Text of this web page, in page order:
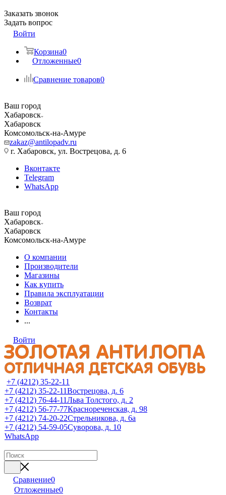
Заказать звонок
Задать вопрос
Войти
Корзина0
Отложенные0
Сравнение товаров0
Ваш город
Хабаровск
Хабаровск
Комсомольск-на-Амуре
zakaz@antilopadv.ru
г. Хабаровск, ул. Вострецова, д. 6
Вконтакте
Telegram
WhatsApp
Ваш город
Хабаровск
Хабаровск
Комсомольск-на-Амуре
О компании
Производители
Магазины
Как купить
Правила эксплуатации
Возврат
Контакты
...
Войти
+7 (4212) 35-22-11
+7 (4212) 35-22-11Вострецова, д. 6
+7 (4212) 76-44-11Льва Толстого, д. 2
+7 (4212) 56-77-77Краснореченская, д. 98
+7 (4212) 74-20-22Стрельникова, д. 6а
+7 (4212) 54-59-05Суворова, д. 10
WhatsApp
Сравнение0
Отложенные0